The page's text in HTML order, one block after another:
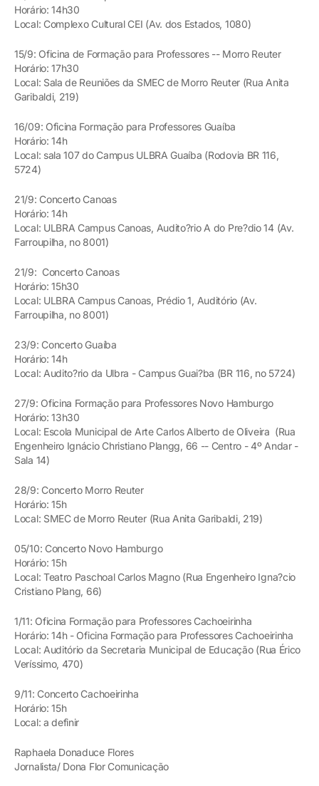
Horário: 14h30
Local: Complexo Cultural CEI (Av. dos Estados, 1080)
15/9: Oficina de Formação para Professores -- Morro Reuter
Horário: 17h30
Local: Sala de Reuniões da SMEC de Morro Reuter (Rua Anita
Garibaldi, 219)
16/09: Oficina Formação para Professores Guaíba
Horário: 14h
Local: sala 107 do Campus ULBRA Guaíba (Rodovia BR 116,
5724)
21/9: Concerto Canoas
Horário: 14h
Local: ULBRA Campus Canoas, Audito?rio A do Pre?dio 14 (Av.
Farroupilha, no 8001)
21/9: Concerto Canoas
Horário: 15h30
Local: ULBRA Campus Canoas, Prédio 1, Auditório (Av.
Farroupilha, no 8001)
23/9: Concerto Guaíba
Horário: 14h
Local: Audito?rio da Ulbra - Campus Guai?ba (BR 116, no 5724)
27/9: Oficina Formação para Professores Novo Hamburgo
Horário: 13h30
Local: Escola Municipal de Arte Carlos Alberto de Oliveira (Rua
Engenheiro Ignácio Christiano Plangg, 66 -- Centro - 4º Andar -
Sala 14)
28/9: Concerto Morro Reuter
Horário: 15h
Local: SMEC de Morro Reuter (Rua Anita Garibaldi, 219)
05/10: Concerto Novo Hamburgo
Horário: 15h
Local: Teatro Paschoal Carlos Magno (Rua Engenheiro Igna?cio
Cristiano Plang, 66)
1/11: Oficina Formação para Professores Cachoeirinha
Horário: 14h - Oficina Formação para Professores Cachoeirinha
Local: Auditório da Secretaria Municipal de Educação (Rua Érico
Veríssimo, 470)
9/11: Concerto Cachoeirinha
Horário: 15h
Local: a definir
Raphaela Donaduce Flores
Jornalista/ Dona Flor Comunicação